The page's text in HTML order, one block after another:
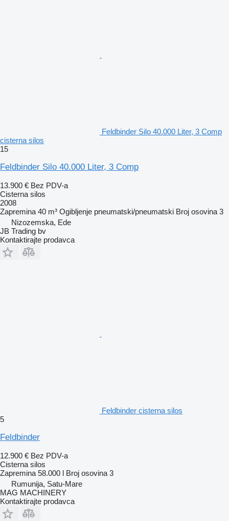
Feldbinder Silo 40.000 Liter, 3 Comp
cisterna silos
15
Feldbinder Silo 40.000 Liter, 3 Comp
13.900 € Bez PDV-a
Cisterna silos
2008
Zapremina 40 m³ Ogibljenje pneumatski/pneumatski Broj osovina 3
Nizozemska, Ede
JB Trading bv
Kontaktirajte prodavca
Feldbinder cisterna silos
5
Feldbinder
12.900 € Bez PDV-a
Cisterna silos
Zapremina 58.000 l Broj osovina 3
Rumunija, Satu-Mare
MAG MACHINERY
Kontaktirajte prodavca